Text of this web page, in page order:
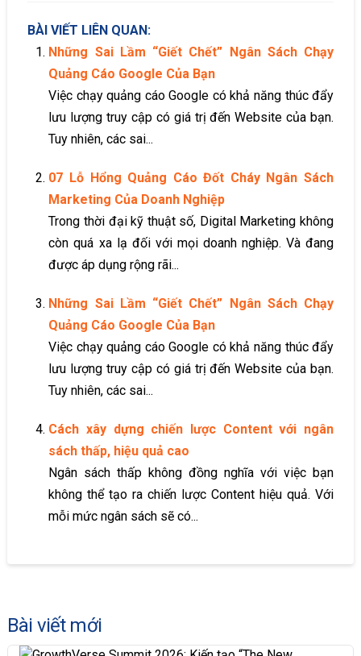
BÀI VIẾT LIÊN QUAN:
Những Sai Lầm “Giết Chết” Ngân Sách Chạy
Quảng Cáo Google Của Bạn
Việc chạy quảng cáo Google có khả năng thúc đẩy
lưu lượng truy cập có giá trị đến Website của bạn.
Tuy nhiên, các sai...
07 Lỗ Hổng Quảng Cáo Đốt Cháy Ngân Sách
Marketing Của Doanh Nghiệp
Trong thời đại kỹ thuật số, Digital Marketing không
còn quá xa lạ đối với mọi doanh nghiệp. Và đang
được áp dụng rộng rãi...
Những Sai Lầm “Giết Chết” Ngân Sách Chạy
Quảng Cáo Google Của Bạn
Việc chạy quảng cáo Google có khả năng thúc đẩy
lưu lượng truy cập có giá trị đến Website của bạn.
Tuy nhiên, các sai...
Cách xây dựng chiến lược Content với ngân
sách thấp, hiệu quả cao
Ngân sách thấp không đồng nghĩa với việc bạn
không thể tạo ra chiến lược Content hiệu quả. Với
mỗi mức ngân sách sẽ có...
Bài viết mới